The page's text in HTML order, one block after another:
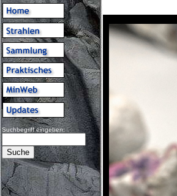
Suchbegriff eingeben: